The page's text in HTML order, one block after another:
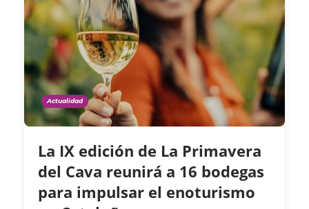
Actualidad
La IX edición de La Primavera
del Cava reunirá a 16 bodegas
para impulsar el enoturismo